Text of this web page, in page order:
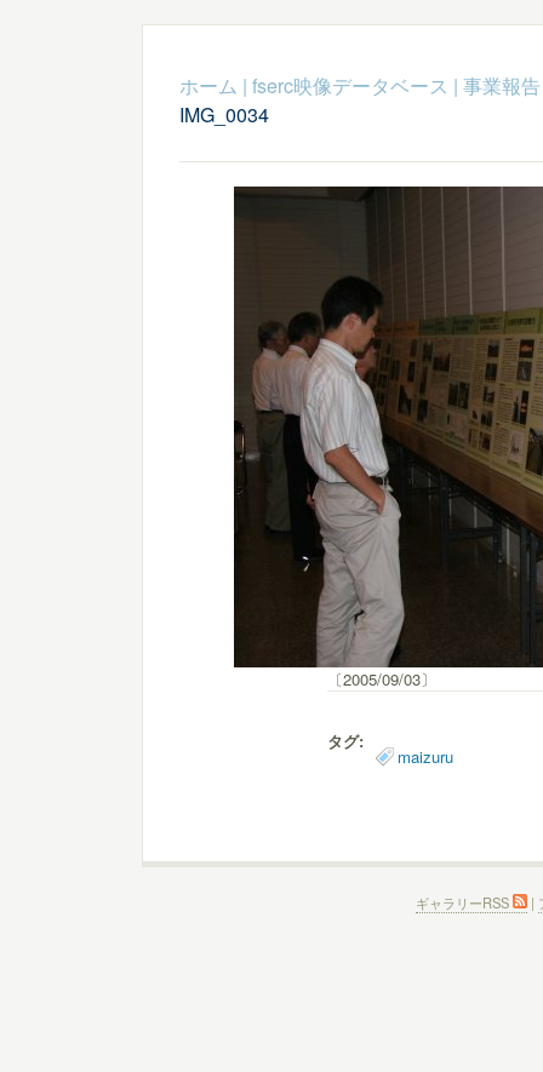
ホーム | fserc映像データベース | 事業報告
IMG_0034
〔2005/09/03〕
タグ:
maizuru
ギャラリーRSS |